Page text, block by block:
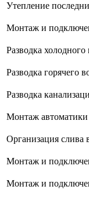
Утепление
Монтаж и
Разводка
Разводка горячего
Разводка
Монтаж автоматики
Организация слива
Монтаж и
Монтаж и